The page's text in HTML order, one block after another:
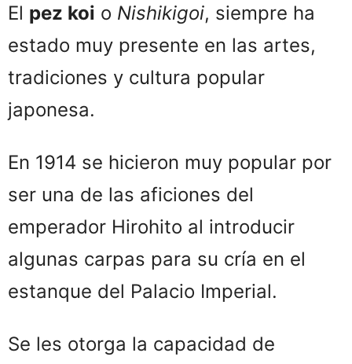
El pez koi o Nishikigoi, siempre ha
estado muy presente en las artes,
tradiciones y cultura popular
japonesa.
En 1914 se hicieron muy popular por
ser una de las aficiones del
emperador Hirohito al introducir
algunas carpas para su cría en el
estanque del Palacio Imperial.
Se les otorga la capacidad de